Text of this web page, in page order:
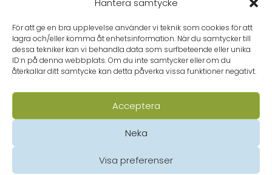
Hantera samtycke
För att ge en bra upplevelse använder vi teknik som cookies för att
lagra och/eller komma åt enhetsinformation. När du samtycker till
dessa tekniker kan vi behandla data som surfbeteende eller unika
ID:n på denna webbplats. Om du inte samtycker eller om du
återkallar ditt samtycke kan detta påverka vissa funktioner negativt.
Acceptera
Neka
Visa preferenser